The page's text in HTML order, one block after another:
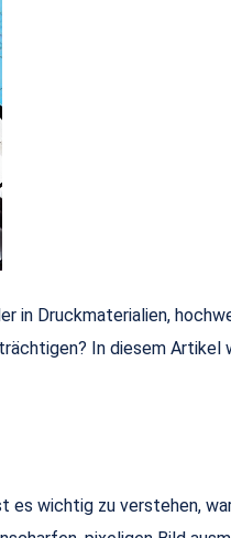
in Druckmaterialien,
In diesem
wichtig zu verstehen,